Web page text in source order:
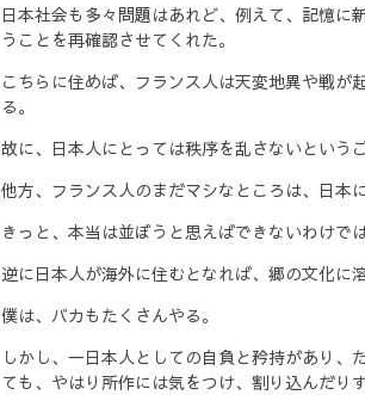
日本社会も多々問題はあれど、例えて、記憶
うことを再確認させてくれた。
こちらに住めば、フランス人は天変地異や戦
る。
故に、日本人にとっては秩序を乱さないという
他方、フランス人のまだマシなところは、日本
きっと、本当は並ぼうと思えばできないわけで
逆に日本人が海外に住むとなれば、郷の文化に
僕は、バカもたくさんやる。
しかし、一日本人としての自負と矜持があり
ても、やはり所作には気をつけ、割り込んだり